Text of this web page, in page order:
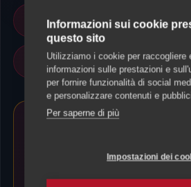
Risposta rapida al tuo contatto
Sicurezza e Affidabilita
Compila il Modulo
Il metodo piu veloce per spiegarci
Informazioni sui cookie
questo sito
Utilizziamo i cookie per raccogliere
informazioni sulle prestazioni e
per fornire funzionalità di social
e personalizzare contenuti e
Per saperne di più
Impostazioni dei